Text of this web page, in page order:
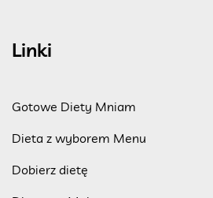
Linki
Gotowe Diety Mniam
Dieta z wyborem Menu
Dobierz dietę